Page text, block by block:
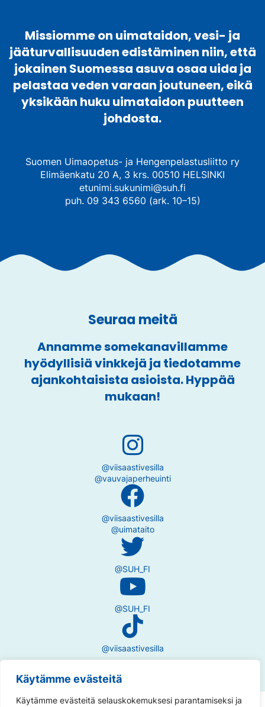
Käytämme evästeitä
Käytämme evästeitä selauskokemuksesi parantamiseksi ja
Missiomme on uimataidon, vesi- ja
jääturvallisuuden edistäminen niin, että
jokainen Suomessa asuva osaa uida ja
pelastaa veden varaan joutuneen, eikä
yksikään huku uimataidon puutteen
johdosta.
Suomen Uimaopetus- ja Hengenpelastusliitto ry
Elimäenkatu 20 A, 3 krs. 00510 HELSINKI
etunimi.sukunimi@suh.fi
puh. 09 343 6560 (ark. 10–15)
Seuraa meitä
Annamme somekanavillamme
hyödyllisiä vinkkejä ja tiedotamme
ajankohtaisista asioista. Hyppää
mukaan!
@viisaastivesilla
@vauvajaperheuinti
@viisaastivesilla
@uimataito
@SUH_FI
@SUH_FI
@viisaastivesilla